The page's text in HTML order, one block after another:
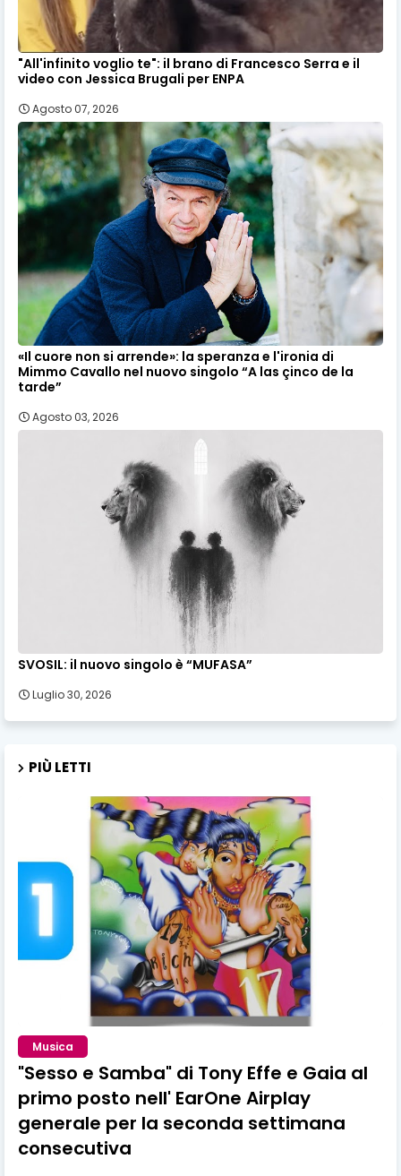
"All'infinito voglio te": il brano di Francesco Serra e il
video con Jessica Brugali per ENPA
Agosto 07, 2026
«Il cuore non si arrende»: la speranza e l'ironia di
Mimmo Cavallo nel nuovo singolo “A las çinco de la
tarde”
Agosto 03, 2026
SVOSIL: il nuovo singolo è “MUFASA”
Luglio 30, 2026
PIÙ LETTI
Musica
"Sesso e Samba" di Tony Effe e Gaia al
primo posto nell' EarOne Airplay
generale per la seconda settimana
consecutiva